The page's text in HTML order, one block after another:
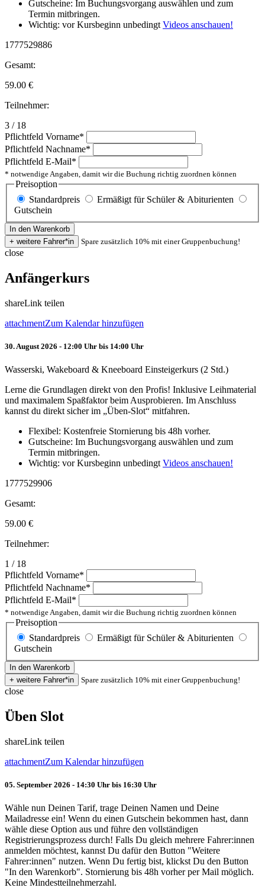
Gutscheine: Im Buchungsvorgang auswählen und zum
Termin mitbringen.
Wichtig: vor Kursbeginn unbedingtVideos anschauen!
1777529886
Gesamt:
59.00 €
Teilnehmer:
3 / 18
Pflichtfeld Vorname*
Pflichtfeld Nachname*
Pflichtfeld E-Mail*
* notwendige Angaben, damit wir die Buchung richtig zuordnen können
Preisoption
Standardpreis
Ermäßigt für Schüler & Abiturienten
Gutschein
Spare zusätzlich 10% mit einer Gruppenbuchung!
close
Anfängerkurs
shareLink teilen
attachmentZum Kalendar hinzufügen
30. August 2026 - 12:00 Uhr bis 14:00 Uhr
Wasserski, Wakeboard & Kneeboard Einsteigerkurs (2 Std.)
Lerne die Grundlagen direkt von den Profis! Inklusive Leihmaterial
und maximalem Spaßfaktor beim Ausprobieren. Im Anschluss
kannst du direkt sicher im „Üben-Slot“ mitfahren.
Flexibel: Kostenfreie Stornierung bis 48h vorher.
Gutscheine: Im Buchungsvorgang auswählen und zum
Termin mitbringen.
Wichtig: vor Kursbeginn unbedingt Videos anschauen!
1777529906
Gesamt:
59.00 €
Teilnehmer:
1 / 18
Pflichtfeld Vorname*
Pflichtfeld Nachname*
Pflichtfeld E-Mail*
* notwendige Angaben, damit wir die Buchung richtig zuordnen können
Preisoption
Standardpreis
Ermäßigt für Schüler & Abiturienten
Gutschein
Spare zusätzlich 10% mit einer Gruppenbuchung!
close
Üben Slot
shareLink teilen
attachmentZum Kalendar hinzufügen
05. September 2026 - 14:30 Uhr bis 16:30 Uhr
Wähle nun Deinen Tarif, trage Deinen Namen und Deine
Mailadresse ein! Wenn du einen Gutschein bekommen hast, dann
wähle diese Option aus und führe den vollständigen
Registrierungsprozess durch! Falls Du gleich mehrere Fahrer:innen
anmelden möchtest, kannst Du dafür den Button "Weitere
Fahrer:innen" nutzen. Wenn Du fertig bist, klickst Du den Button
"In den Warenkorb". Stornierung bis 48h vorher per Mail möglich.
Keine Mindestteilnehmerzahl.